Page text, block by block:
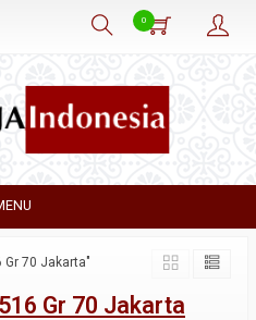
0
Gr 70 Jakarta"
Gr 70 Jakarta